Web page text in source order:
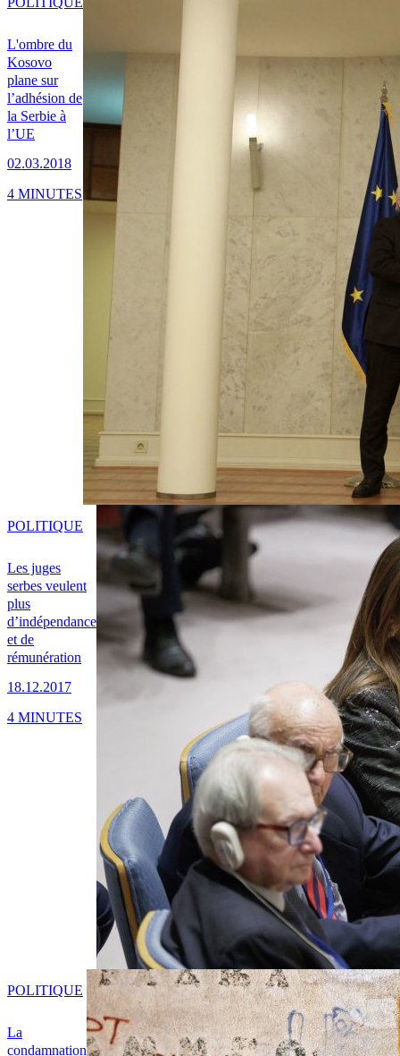
L'ombre du
Kosovo
plane sur
l’adhésion de
la Serbie à
l’UE
02.03.2018
4 MINUTES
Les juges
serbes veulent
plus
d’indépendance
et de
rémunération
18.12.2017
POLITIQUE
4 MINUTES
La
condamnation
POLITIQUE